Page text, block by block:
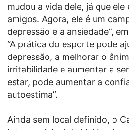
mudou a vida dele, já que ele
amigos. Agora, ele é um
depressão e a ansiedade”,
“A prática do esporte pode
depressão, a melhorar o
irritabilidade e aumentar a
estar, pode aumentar a
autoestima”.
Ainda sem local definido, o